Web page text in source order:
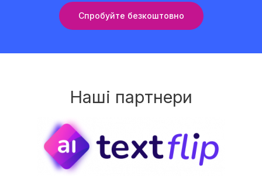
Спробуйте безкоштовно
Наші партнери